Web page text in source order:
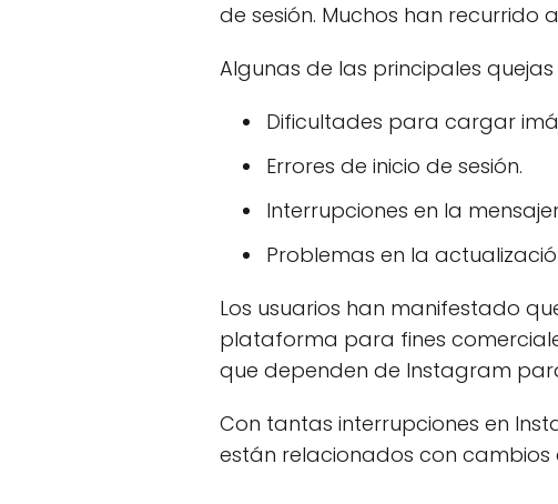
de sesión. Muchos han recurrido
Algunas de las principales quejas
Dificultades para cargar
Errores de inicio de sesión.
Interrupciones en la
Problemas en la
Los usuarios han manifestado
plataforma para fines
que dependen de Instagram
Con tantas interrupciones en
están relacionados con